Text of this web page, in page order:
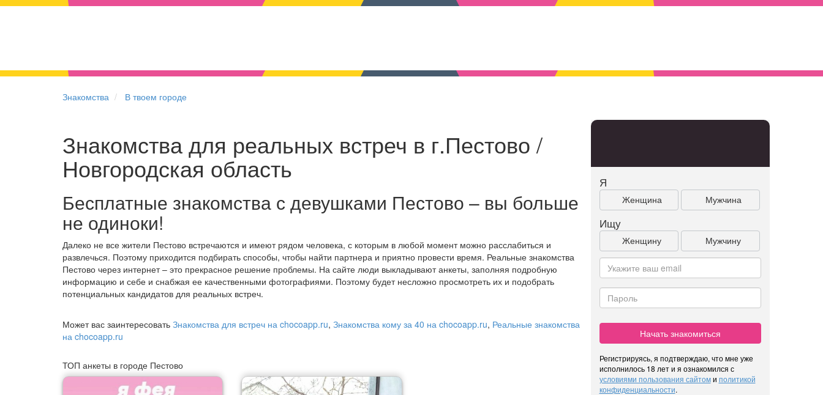
Знакомства В твоем городе
Знакомства для реальных встреч в г.Пестово /
Новгородская область
Бесплатные знакомства с девушками Пестово – вы больше
не одиноки!
Далеко не все жители Пестово встречаются и имеют рядом человека, с которым в любой момент можно расслабиться и
развлечься. Поэтому приходится подбирать способы, чтобы найти партнера и приятно провести время. Реальные знакомства
Пестово через интернет – это прекрасное решение проблемы. На сайте люди выкладывают анкеты, заполняя подробную
информацию и себе и снабжая ее качественными фотографиями. Поэтому будет несложно просмотреть их и подобрать
потенциальных кандидатов для реальных встреч.
Может вас заинтересовать Знакомства для встреч на chocoapp.ru, Знакомства кому за 40 на chocoapp.ru, Реальные знакомства
на chocoapp.ru
ТОП анкеты в городе Пестово
Я
Женщина Мужчина
Ищу
Женщину Мужчину
Начать знакомиться
Регистрируясь, я подтверждаю, что мне уже
исполнилось 18 лет и я ознакомился с
условиями пользования сайтоми политикой
конфиденциальности.